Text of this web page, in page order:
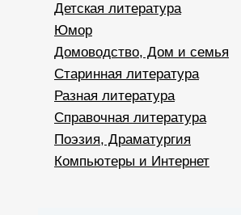
Детская литература
Юмор
Домоводство, Дом и семья
Старинная литература
Разная литература
Справочная литература
Поэзия, Драматургия
Компьютеры и Интернет